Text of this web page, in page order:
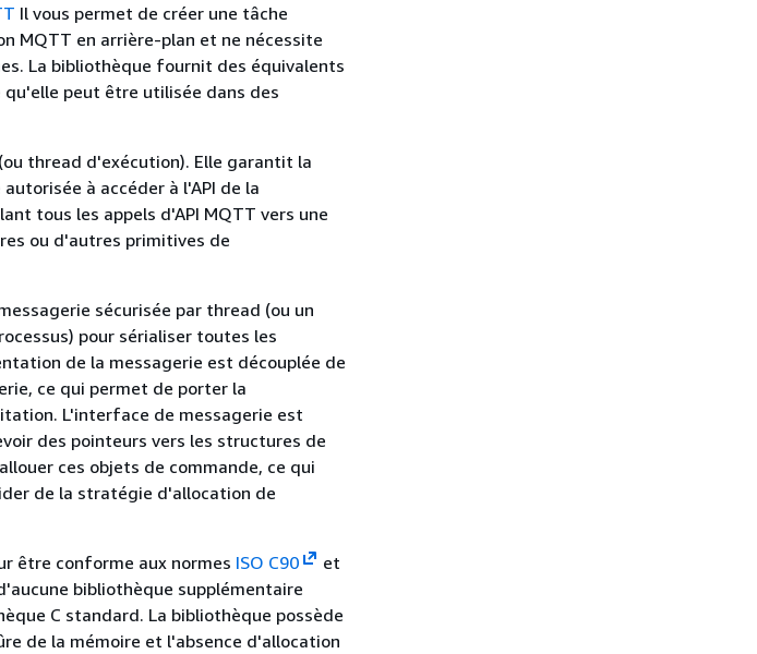
Il vous permet de créer une tâche
MQTT en arrière-plan et ne nécessite
La bibliothèque fournit des équivalents
peut être utilisée dans des
thread d'exécution). Elle garantit la
à accéder à l'API de la
tous les appels d'API MQTT vers une
ou d'autres primitives de
sécurisée par thread (ou un
pour sérialiser toutes les
de la messagerie est découplée de
ce qui permet de porter la
L'interface de messagerie est
des pointeurs vers les structures de
ces objets de commande, ce qui
de la stratégie d'allocation de
être conforme aux normes ISO C90
et
bibliothèque supplémentaire
C standard. La bibliothèque possède
de la mémoire et l'absence d'allocation